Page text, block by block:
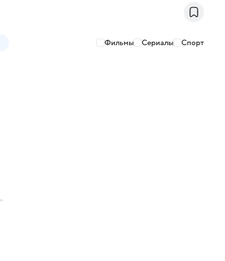
Фильмы Сериалы Спорт